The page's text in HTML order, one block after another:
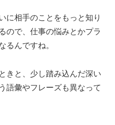
に相手のことをもっと知り
ので、仕事の悩みとかプラ
るんですね。
きと、少し踏み込んだ深い
語彙やフレーズも異なって